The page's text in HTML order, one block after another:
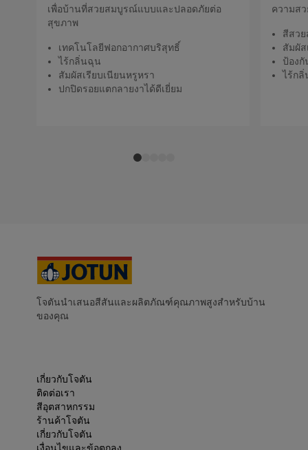
เพื่อบ้านที่สวยสมบูรณ์แบบและปลอดภัยต่อ
สุขภาพ
เทคโนโลยีฟอกอากาศบริสุทธิ์
ไร้กลิ่นฉุน
สัมผัสเรียบเนียนหรูหรา
ปกปิดรอยแตกลายงาได้ดีเยี่ยม
ความส
สีสว
สัมผั
ป้อง
ไร้กลิ่
โจตันนำเสนอสีสันและผลิตภัณฑ์คุณภาพสูงสำหรับบ้าน
ของคุณ
เกี่ยวกับโจตัน
ติดต่อเรา
สีอุตสาหกรรม
ร้านค้าโจตัน
เกี่ยวกับโจตัน